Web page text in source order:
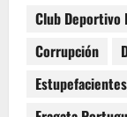
Club Deportivo
Corrupción
Estupefacientes